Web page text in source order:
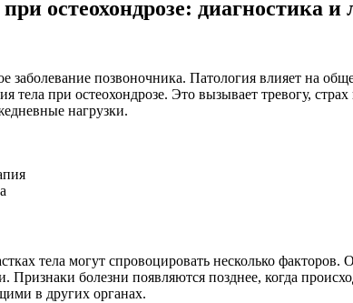
остеохондрозе: диагностика и
заболевание позвоночника. Патология влияет на
тела при остеохондрозе. Это вызывает тревогу,
нагрузки.
тела могут спровоцировать несколько
Признаки болезни появляются позднее, когда
в других органах.